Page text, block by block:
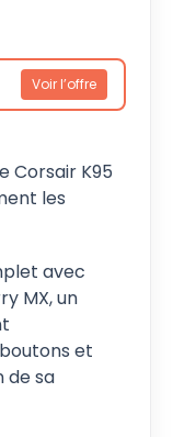
Voir l’offre
Corsair K95
les
avec
MX, un
et
de sa